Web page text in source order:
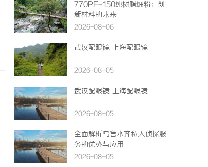
770PF-150纯树脂细粉：创
新材料的未来
2026-08-06
武汉配眼镜 上海配眼镜
2026-08-05
武汉配眼镜 上海配眼镜
2026-08-05
全面解析乌鲁木齐私人侦探服
务的优势与应用
2026-08-05